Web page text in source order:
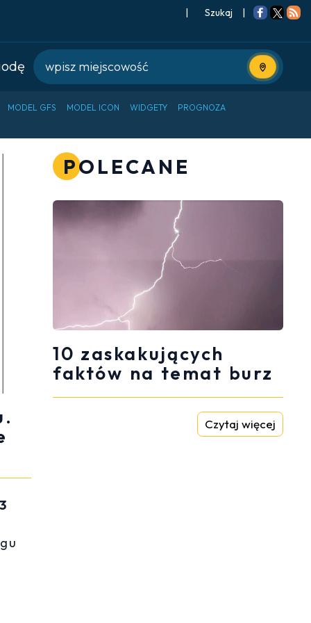
| |
Użyj
MODEL GFS MODEL ICON WIDGETY PROGNOZA
POLECANE
10 zaskakujących
faktów na temat burz
Czytaj więcej